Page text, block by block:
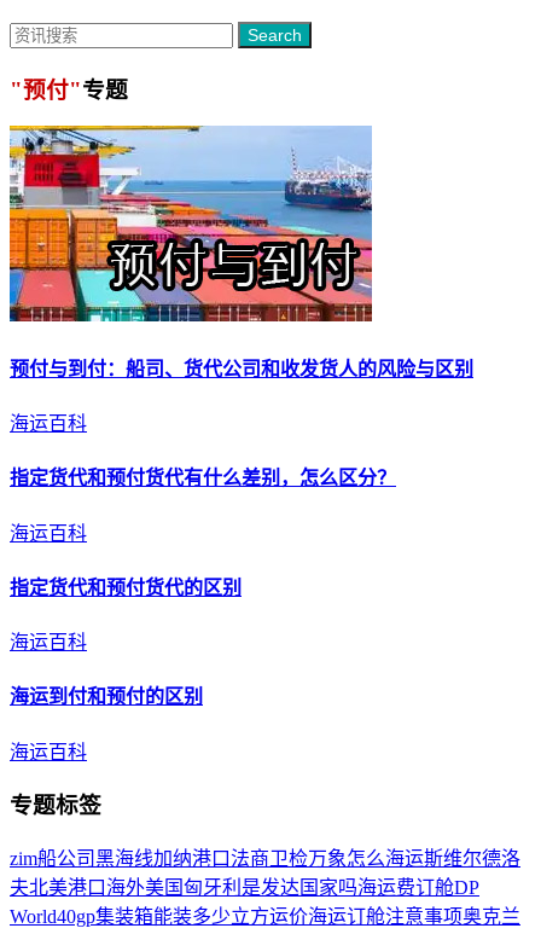
Search
"预付"专题
预付与到付：船司、货代公司和收发货人的风险与区别
海运百科
指定货代和预付货代有什么差别，怎么区分？
海运百科
指定货代和预付货代的区别
海运百科
海运到付和预付的区别
海运百科
专题标签
zim船公司黑海线加纳港口法商卫检万象怎么海运斯维尔德洛
夫北美港口 海外美国匈牙利是发达国家吗海运费订舱DP
World40gp集装箱能装多少立方运价海运订舱注意事项奥克兰